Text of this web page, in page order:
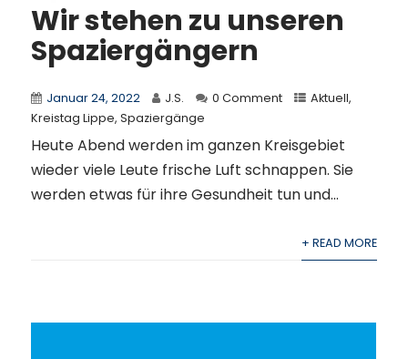
Wir stehen zu unseren
Spaziergängern
Januar 24, 2022 J.S. 0 Comment Aktuell,
Kreistag Lippe,Spaziergänge
Heute Abend werden im ganzen Kreisgebiet
wieder viele Leute frische Luft schnappen. Sie
werden etwas für ihre Gesundheit tun und...
+ READ MORE